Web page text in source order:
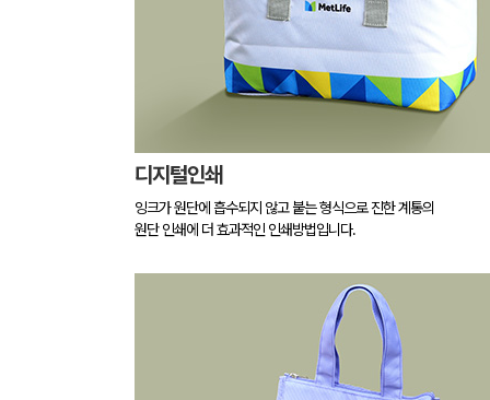
디지털인쇄
잉크가 원단에 흡수되지 않고 붙는 형식으로 진한 계통의
원단 인쇄에 더 효과적인 인쇄방법입니다.